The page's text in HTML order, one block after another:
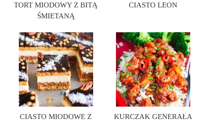
TORT MIODOWY Z BITĄ
ŚMIETANĄ
CIASTO LEON
CIASTO MIODOWE Z
KURCZAK GENERAŁA